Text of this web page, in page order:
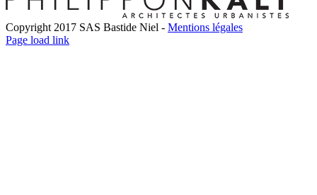
Copyright 2017 SAS Bastide Niel - Mentions légales
Facebook
Twitter
LinkedIn
Instagram
Pinterest
Page load link